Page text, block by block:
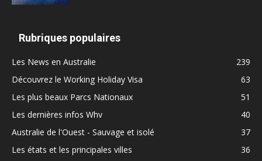
Rubriques populaires
Les News en Australie
239
Découvrez le Working Holiday Visa
63
Les plus beaux Parcs Nationaux
51
Les dernières infos Whv
40
Australie de l'Ouest - Sauvage et isolé
37
Les états et les principales villes
36